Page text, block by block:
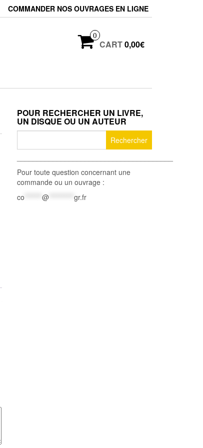
COMMANDER NOS OUVRAGES EN LIGNE
0
CART0,00€
POUR RECHERCHER UN LIVRE,
UN DISQUE OU UN AUTEUR
Pour toute question concernant une
commande ou un ouvrage :
co
@ gr.fr